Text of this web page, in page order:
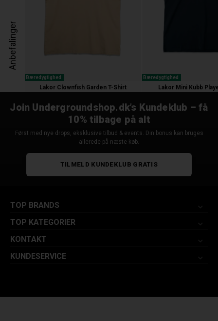
Anbefalinger
Bæredygtighed
Lakor Clownfish Garden T-Shirt
Bæredygtighed
Lakor Mini Kubb
Join Undergroundshop.dk’s Kundeklub – få
10% tilbage på alt
Først med nye drops, eksklusive tilbud & events. Din bonus kan bruges
allerede på næste køb.
TILMELD KUNDEKLUB GRATIS
TOP BRANDS
TOP KATEGORIER
KONTAKT
KUNDESERVICE